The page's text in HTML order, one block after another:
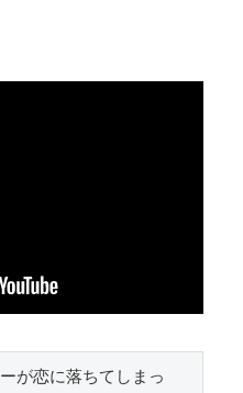
が恋に落ちてしまっ